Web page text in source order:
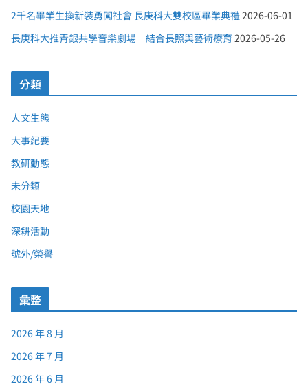
2千名畢業生換新裝勇闖社會 長庚科大雙校區畢業典禮2026-06-01
長庚科大推青銀共學音樂劇場 結合長照與藝術療育 2026-05-26
分類
人文生態
大事紀要
教研動態
未分類
校園天地
深耕活動
號外/榮譽
彙整
2026 年 8 月
2026 年 7 月
2026 年 6 月